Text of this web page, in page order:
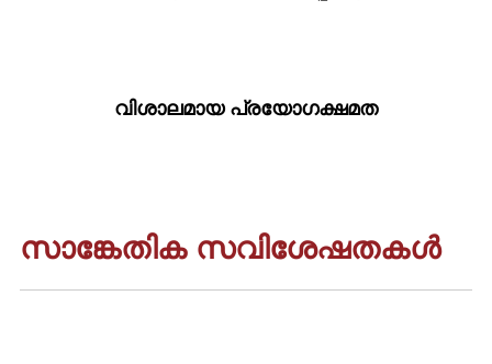
വിശാലമായ പ്രയോഗക്ഷമത
സാങ്കേതിക സവിശേഷതകൾ